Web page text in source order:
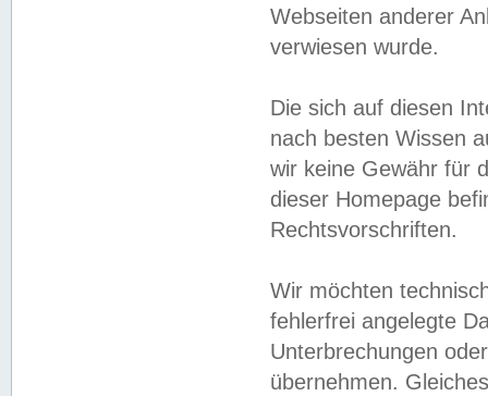
Webseiten anderer
verwiesen wurde.
Die sich auf diesen
nach besten Wissen
wir keine Gewähr für
dieser Homepage
Rechtsvorschriften.
Wir möchten
fehlerfrei angelegte
Unterbrechungen
übernehmen.